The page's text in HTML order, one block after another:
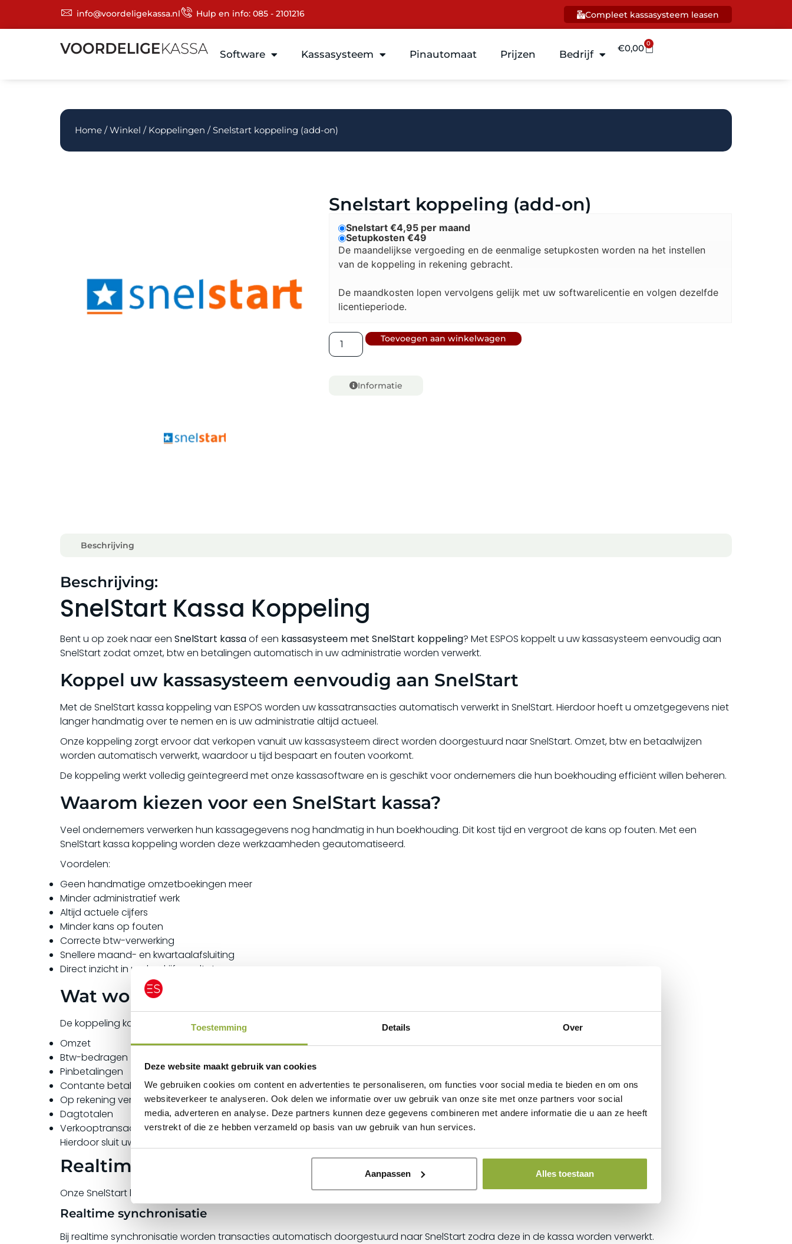
Toestemming Details Over
Deze website maakt gebruik van cookies
We gebruiken cookies om content en advertenties te personaliseren, om functies voor social media te bieden en om ons
websiteverkeer te analyseren. Ook delen we informatie over uw gebruik van onze site met onze partners voor social
media, adverteren en analyse. Deze partners kunnen deze gegevens combineren met andere informatie die u aan ze heeft
verstrekt of die ze hebben verzameld op basis van uw gebruik van hun services.
Aanpassen Alles toestaan
info@voordeligekassa.nl Hulp en info: 085 - 2101216 Compleet kassasysteem leasen
Software Kassasysteem Pinautomaat Prijzen Bedrijf
€0,00 0
Home /Winkel / Koppelingen / Snelstart koppeling (add-on)
Snelstart koppeling (add-on)
Snelstart €4,95 per maand
Setupkosten €49
De maandelijkse vergoeding en de eenmalige setupkosten worden na het instellen
van de koppeling in rekening gebracht.
De maandkosten lopen vervolgens gelijk met uw softwarelicentie en volgen dezelfde
licentieperiode.
Toevoegen aan winkelwagen
Informatie
Beschrijving
Beschrijving:
SnelStart Kassa Koppeling
Bent u op zoek naar een SnelStart kassaof een kassasysteem met SnelStart koppeling? Met ESPOS koppelt u uw kassasysteem eenvoudig aan
SnelStart zodat omzet, btw en betalingen automatisch in uw administratie worden verwerkt.
Koppel uw kassasysteem eenvoudig aan SnelStart
Met de SnelStart kassa koppeling van ESPOS worden uw kassatransacties automatisch verwerkt in SnelStart. Hierdoor hoeft u omzetgegevens niet
langer handmatig over te nemen en is uw administratie altijd actueel.
Onze koppeling zorgt ervoor dat verkopen vanuit uw kassasysteem direct worden doorgestuurd naar SnelStart. Omzet, btw en betaalwijzen
worden automatisch verwerkt, waardoor u tijd bespaart en fouten voorkomt.
De koppeling werkt volledig geïntegreerd met onze kassasoftware en is geschikt voor ondernemers die hun boekhouding efficiënt willen beheren.
Waarom kiezen voor een SnelStart kassa?
Veel ondernemers verwerken hun kassagegevens nog handmatig in hun boekhouding. Dit kost tijd en vergroot de kans op fouten. Met een
SnelStart kassa koppeling worden deze werkzaamheden geautomatiseerd.
Voordelen:
Geen handmatige omzetboekingen meer
Minder administratief werk
Altijd actuele cijfers
Minder kans op fouten
Correcte btw-verwerking
Snellere maand- en kwartaalafsluiting
Direct inzicht in uw bedrijfsresultaten
Wat wordt er gekoppeld?
De koppeling kan onder andere de volgende gegevens verwerken:
Omzet
Btw-bedragen
Pinbetalingen
Contante betalingen
Op rekening verkopen
Dagtotalen
Verkooptransacties
Hierdoor sluit uw administratie perfect aan op de gegevens uit uw kassasysteem.
Realtime of handmatig synchroniseren
Onze SnelStart koppeling biedt maximale flexibiliteit.
Realtime synchronisatie
Bij realtime synchronisatie worden transacties automatisch doorgestuurd naar SnelStart zodra deze in de kassa worden verwerkt.